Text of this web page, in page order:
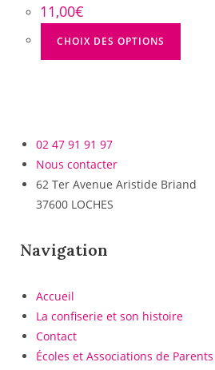
11,00€
CHOIX DES OPTIONS
02 47 91 91 97
Nous contacter
62 Ter Avenue Aristide Briand
37600 LOCHES
Navigation
Accueil
La confiserie et son histoire
Contact
Écoles et Associations de Parents